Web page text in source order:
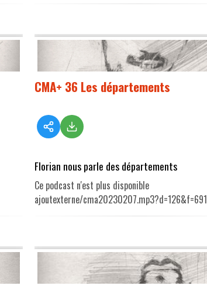
CMA+ 36 Les départements
Florian nous parle des départements
Ce podcast n'est plus disponible
ajoutexterne/cma20230207.mp3?d=126&f=691